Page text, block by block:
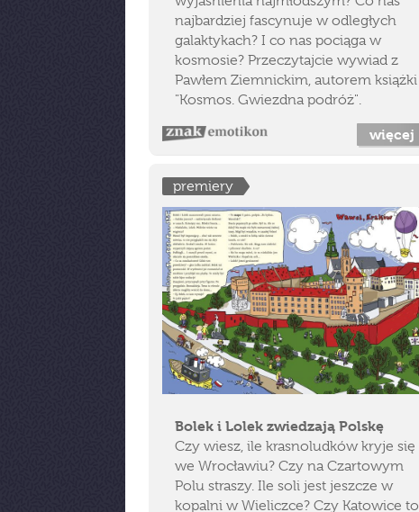
najbardziej fascynuje w odległych
galaktykach? I co nas pociąga w
kosmosie? Przeczytajcie wywiad z
Pawłem Ziemnickim, autorem książki
"Kosmos. Gwiezdna podróż".
więcej
premiery
Bolek i Lolek zwiedzają Polskę
Czy wiesz, ile krasnoludków kryje się
we Wrocławiu? Czy na Czartowym
Polu straszy. Ile soli jest jeszcze w
kopalni w Wieliczce? Czy Katowice to